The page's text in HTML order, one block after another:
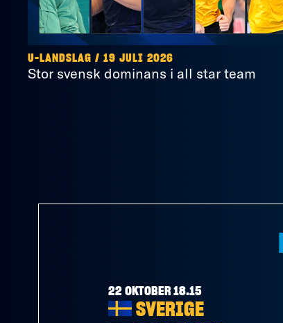
U-LANDSLAG / 19 JULI 2026
Stor svensk dominans i all star team
22 OKTOBER 18.15
SVERIGE